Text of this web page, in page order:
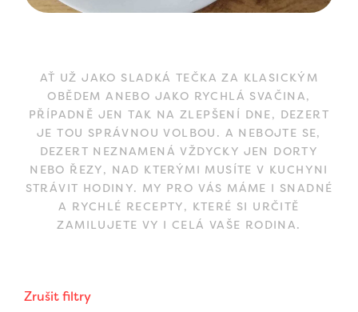
Zrušit filtry
AŤ UŽ JAKO SLADKÁ TEČKA ZA KLASICKÝM
OBĚDEM ANEBO JAKO RYCHLÁ SVAČINA,
PŘÍPADNĚ JEN TAK NA ZLEPŠENÍ DNE, DEZERT
JE TOU SPRÁVNOU VOLBOU. A NEBOJTE SE,
DEZERT NEZNAMENÁ VŽDYCKY JEN DORTY
NEBO ŘEZY, NAD KTERÝMI MUSÍTE V KUCHYNI
STRÁVIT HODINY. MY PRO VÁS MÁME I SNADNÉ
A RYCHLÉ RECEPTY, KTERÉ SI URČITĚ
ZAMILUJETE VY I CELÁ VAŠE RODINA.